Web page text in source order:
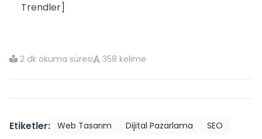
Trendler]
2 dk okuma süresi 358 kelime
Etiketler: Web Tasarım Dijital Pazarlama SEO